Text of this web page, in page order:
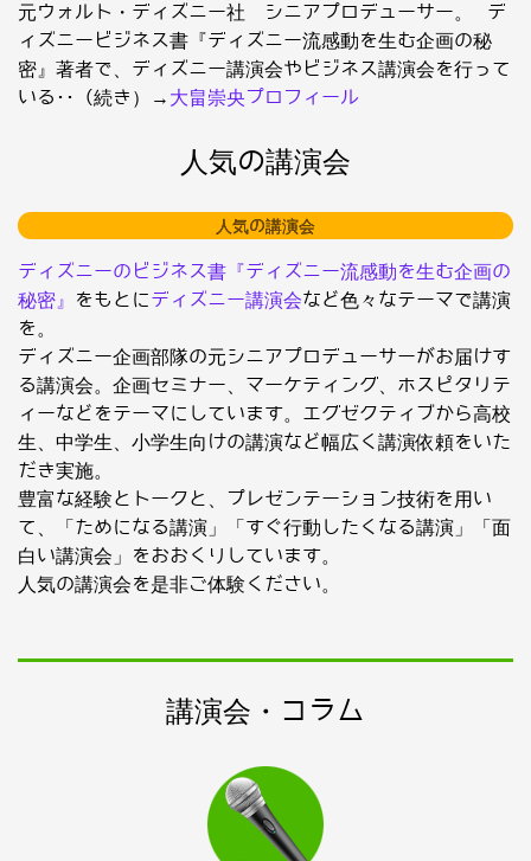
元ウォルト・ディズニー社 シニアプロデューサー。 デ
ィズニービジネス書『ディズニー流感動を生む企画の秘
密』著者で、ディズニー講演会やビジネス講演会を行って
いる･･（続き）→ 大畠崇央プロフィール
人気の講演会
人気の講演会
ディズニーのビジネス書『ディズニー流感動を生む企画の
秘密』
をもとにディズニー講演会など色々なテーマで講演
を。
ディズニー企画部隊の元シニアプロデューサーがお届けす
る講演会。企画セミナー、マーケティング、ホスピタリテ
ィーなどをテーマにしています。エグゼクティブから高校
生、中学生、小学生向けの講演など幅広く講演依頼をいた
だき実施。
豊富な経験とトークと、プレゼンテーション技術を用い
て、「ためになる講演」「すぐ行動したくなる講演」「面
白い講演会」をおおくりしています。
人気の講演会を是非ご体験ください。
講演会・コラム